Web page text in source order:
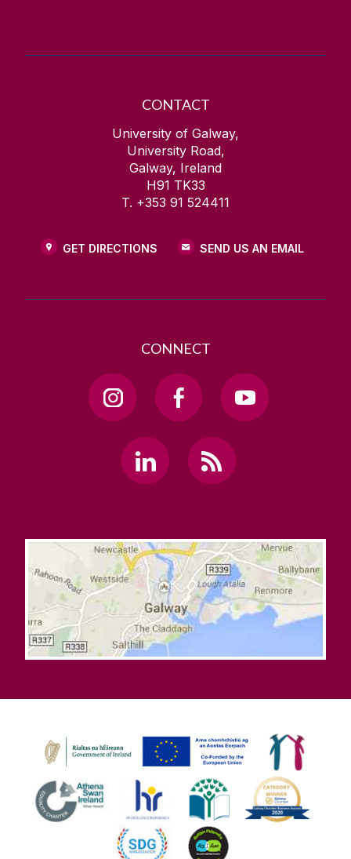
CONTACT
University of Galway,
University Road,
Galway, Ireland
H91 TK33
T. +353 91 524411
GET DIRECTIONS SEND US AN EMAIL
CONNECT